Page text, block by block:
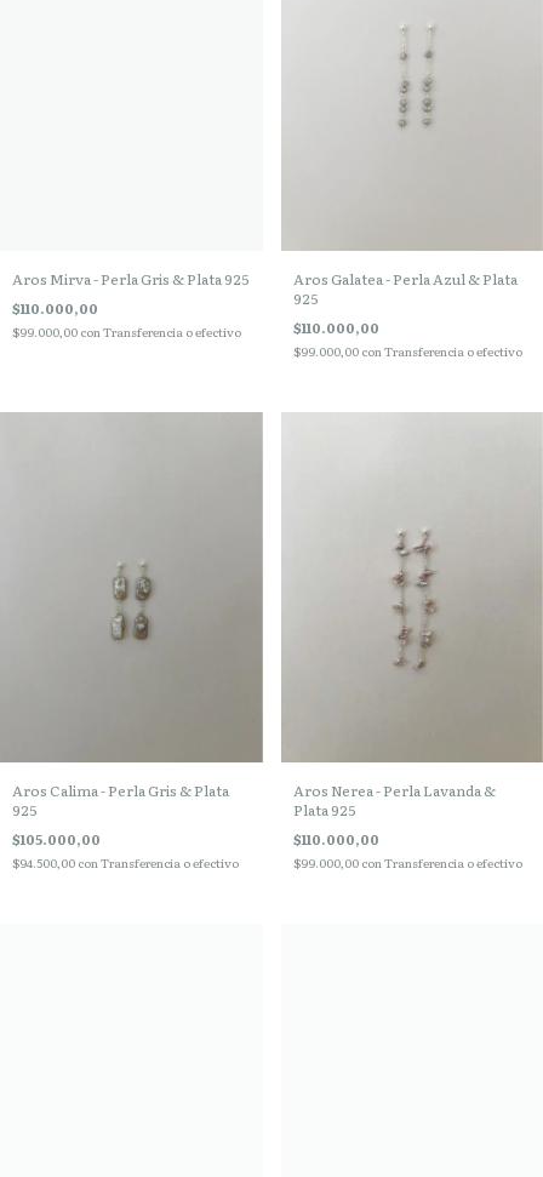
Aros Mirva - Perla Gris & Plata 925
$110.000,00
$99.000,00 conTransferencia o efectivo
Aros Galatea - Perla Azul & Plata
925
$110.000,00
$99.000,00 conTransferencia o efectivo
Aros Calima - Perla Gris & Plata
925
$105.000,00
$94.500,00 con Transferencia o efectivo
Aros Nerea - Perla Lavanda &
Plata 925
$110.000,00
$99.000,00 con Transferencia o efectivo